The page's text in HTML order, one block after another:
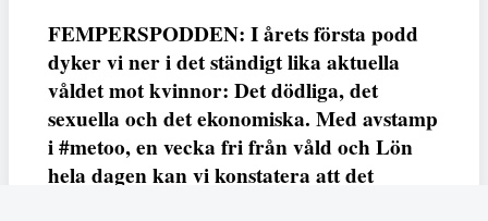
FEMPERSPODDEN: I årets första podd
dyker vi ner i det ständigt lika aktuella
våldet mot kvinnor: Det dödliga, det
sexuella och det ekonomiska. Med avstamp
i #metoo, en vecka fri från våld och Lön
hela dagen kan vi konstatera att det